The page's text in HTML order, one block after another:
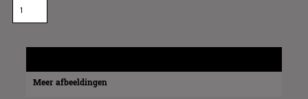
Meer afbeeldingen